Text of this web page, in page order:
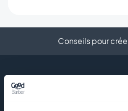
Conseils pour